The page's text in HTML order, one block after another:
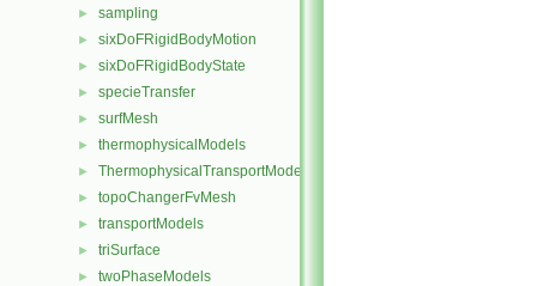
► sampling
► sixDoFRigidBodyMotion
► sixDoFRigidBodyState
► specieTransfer
► surfMesh
► thermophysicalModels
► ThermophysicalTransportModels
► topoChangerFvMesh
► transportModels
► triSurface
► twoPhaseModels